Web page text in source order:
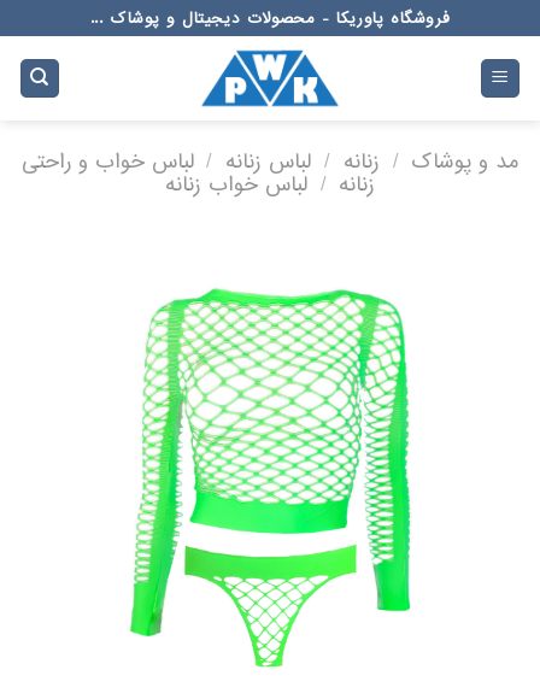
to
content
فروشگاه پاوریکا - محصولات دیجیتال و پوشاک ...
مد و پوشاک / زنانه / لباس زنانه / لباس خواب و راحتی
زنانه / لباس خواب زنانه